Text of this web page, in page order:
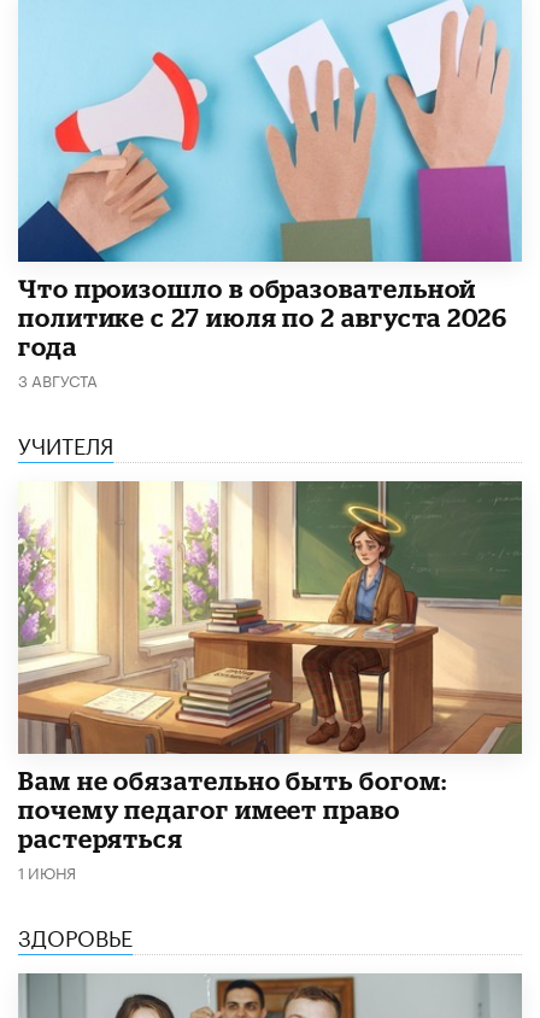
​Что произошло в образовательной
политике с 27 июля по 2 августа 2026
года
3 АВГУСТА
УЧИТЕЛЯ
​Вам не обязательно быть богом:
почему педагог имеет право
растеряться
1 ИЮНЯ
ЗДОРОВЬЕ